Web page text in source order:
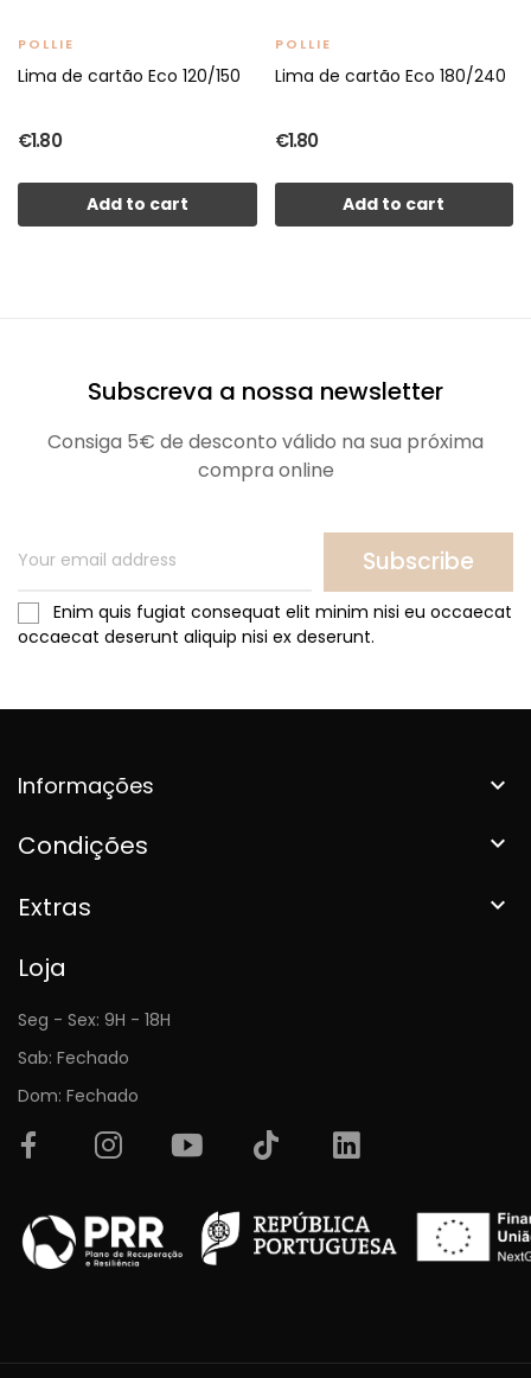
POLLIE
Lima de cartão Eco 120/150
€1.80
Add to cart
POLLIE
Lima de cartão Eco 180/240
€1.80
Add to cart
Subscreva a nossa newsletter
Consiga 5€ de desconto válido na sua próxima
compra online
Subscribe
Enim quis fugiat consequat elit minim nisi eu occaecat
occaecat deserunt aliquip nisi ex deserunt.
Informações 
Condições 
Extras 
Loja
Seg - Sex: 9H - 18H
Sab: Fechado
Dom: Fechado